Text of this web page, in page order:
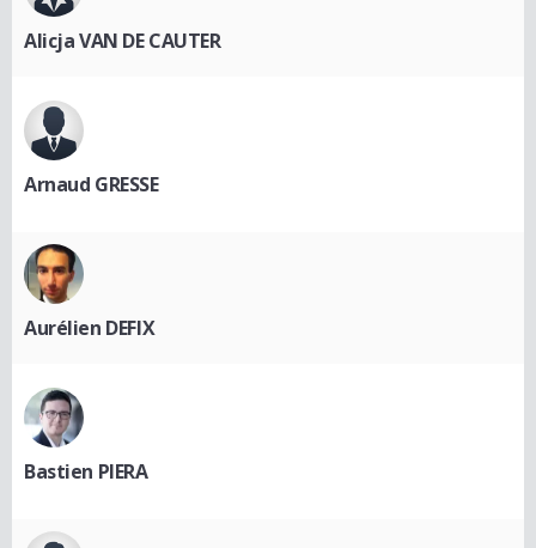
Alicja VAN DE CAUTER
Arnaud GRESSE
Aurélien DEFIX
Bastien PIERA